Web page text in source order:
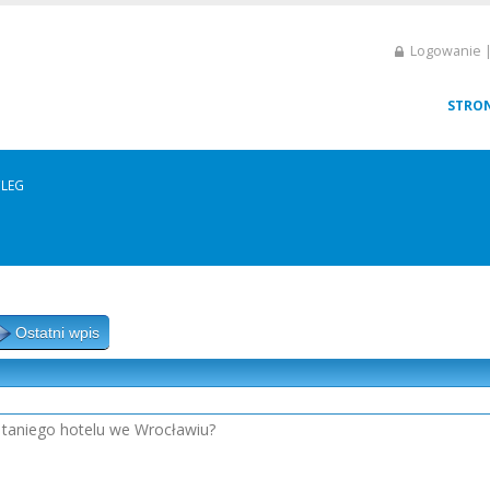
Logowanie
Ostatni wpis
hotelu we Wrocławiu?